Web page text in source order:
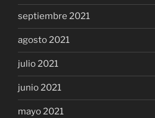
septiembre 2021
agosto 2021
julio 2021
junio 2021
mayo 2021